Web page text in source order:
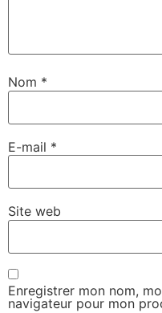
Nom *
E-mail *
Site web
Enregistrer mon nom,
navigateur pour mon